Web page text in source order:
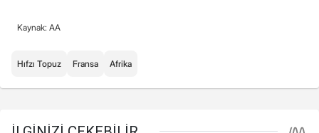
Kaynak: AA
Hıfzı Topuz Fransa Afrika